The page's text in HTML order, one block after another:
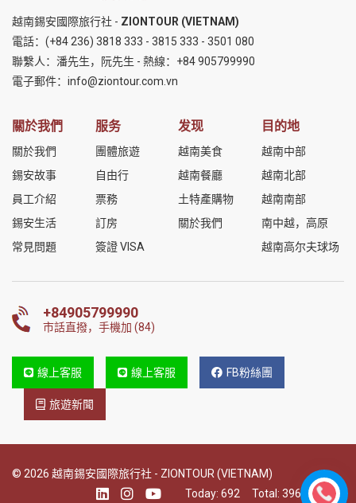
越南錫安國際旅行社 - ZIONTOUR (VIETNAM)
電話： (+84 236) 3818 333 - 3815 333 - 3501 080
聯繫人：潘先生，阮先生 - 熱線： +84 905799990
電子郵件： info@ziontour.com.vn
關於我們
關於我們
錫安故事
員工介紹
錫安生活
常見問題
服务
團體旅遊
自由行
票務
訂房
簽證 VISA
发现
越南美食
越南餐廳
土特產購物
關於我們
目的地
越南中部
越南北部
越南南部
南中越，高原
越南高尔夫球场
+84905799990
市話直撥，手機加 (84)
線上客服 線上客服 FB粉絲團
旅遊新聞
© 2026 越南錫安國際旅行社 - ZIONTOUR (VIETNAM)
Today: 692 Total: 396567